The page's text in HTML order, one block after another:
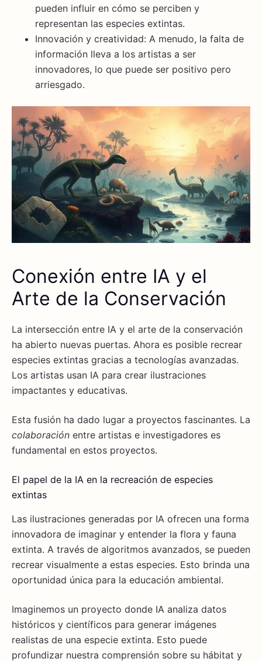
pueden influir en cómo se perciben y
representan las especies extintas.
Innovación y creatividad: A menudo, la falta de
información lleva a los artistas a ser
innovadores, lo que puede ser positivo pero
arriesgado.
Conexión entre IA y el
Arte de la Conservación
La intersección entre IA y el arte de la conservación
ha abierto nuevas puertas. Ahora es posible recrear
especies extintas gracias a tecnologías avanzadas.
Los artistas usan IA para crear ilustraciones
impactantes y educativas.
Esta fusión ha dado lugar a proyectos fascinantes. La
colaboración entre artistas e investigadores es
fundamental en estos proyectos.
El papel de la IA en la recreación de especies
extintas
Las ilustraciones generadas por IA ofrecen una forma
innovadora de imaginar y entender la flora y fauna
extinta. A través de algoritmos avanzados, se pueden
recrear visualmente a estas especies. Esto brinda una
oportunidad única para la educación ambiental.
Imaginemos un proyecto donde IA analiza datos
históricos y científicos para generar imágenes
realistas de una especie extinta. Esto puede
profundizar nuestra comprensión sobre su hábitat y